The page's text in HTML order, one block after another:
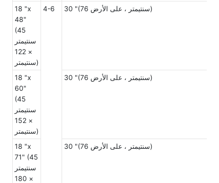
18 "x
48"
(45
سنتيمتر
× 122
سنتيمتر)
4-6 30 "(76 سنتيمتر ، على الأرض)
18 "x
60"
(45
سنتيمتر
× 152
سنتيمتر)
30 "(76 سنتيمتر ، على الأرض)
18 "x
71" (45
سنتيمتر
× 180
30 "(76 سنتيمتر ، على الأرض)